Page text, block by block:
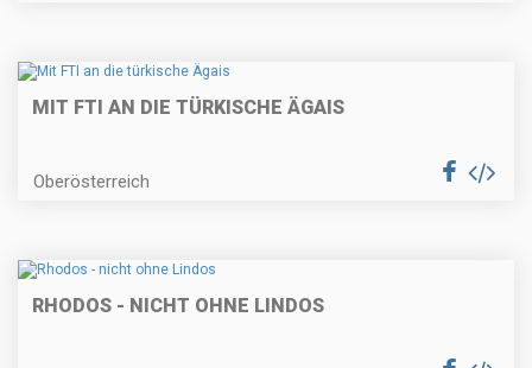
MIT FTI AN DIE TÜRKISCHE ÄGAIS
Oberösterreich
RHODOS - NICHT OHNE LINDOS